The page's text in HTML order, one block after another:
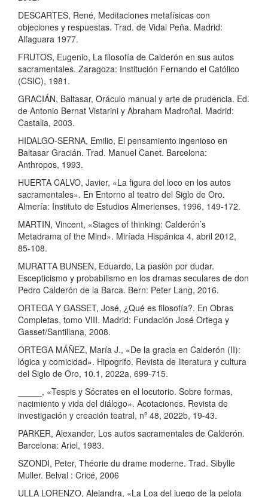
DESCARTES, René, Meditaciones metafísicas con
objeciones y respuestas. Trad. de Vidal Peña. Madrid:
Alfaguara 1977.
FRUTOS, Eugenio, La filosofía de Calderón en sus autos
sacramentales. Zaragoza: Institución Fernando el Católico
(CSIC), 1981.
GRACIÁN, Baltasar, Oráculo manual y arte de prudencia. Ed.
de Antonio Bernat Vistarini y Abraham Madroñal. Madrid:
Castalia, 2003.
HIDALGO-SERNA, Emilio, El pensamiento ingenioso en
Baltasar Gracián. Trad. Manuel Canet. Barcelona:
Anthropos, 1993.
HUERTA CALVO, Javier, «La figura del loco en los autos
sacramentales». En Entorno al teatro del Siglo de Oro.
Almería: Instituto de Estudios Almerienses, 1996, 149-172.
MARTIN, Vincent, «Stages of thinking: Calderón’s
Metadrama of the Mind». Miríada Hispánica 4, abril 2012,
85-108.
MURATTA BUNSEN, Eduardo, La pasión por dudar.
Escepticismo y probabilismo en los dramas seculares de don
Pedro Calderón de la Barca. Bern: Peter Lang, 2016.
ORTEGA Y GASSET, José, ¿Qué es filosofía?. En Obras
Completas, tomo VIII. Madrid: Fundación José Ortega y
Gasset/Santillana, 2008.
ORTEGA MÁÑEZ, María J., «De la gracia en Calderón (II):
lógica y comicidad». Hipogrifo. Revista de literatura y cultura
del Siglo de Oro, 10.1, 2022a, 699-715.
_____, «Tespis y Sócrates en el locutorio. Sobre formas,
nacimiento y vida del diálogo». Acotaciones. Revista de
investigación y creación teatral, nº 48, 2022b, 19-43.
PARKER, Alexander, Los autos sacramentales de Calderón.
Barcelona: Ariel, 1983.
SZONDI, Peter, Théorie du drame moderne. Trad. Sibylle
Muller. Belval : Cricé, 2006
ULLA LORENZO, Alejandra, «La Loa del juego de la pelota